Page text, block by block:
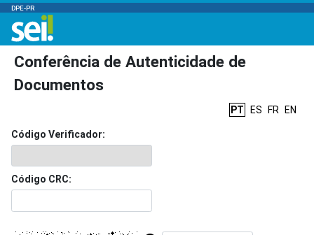
DPE-PR
Conferência de Autenticidade de
Documentos
PT ES FR EN
Código Verificador:
Código CRC: